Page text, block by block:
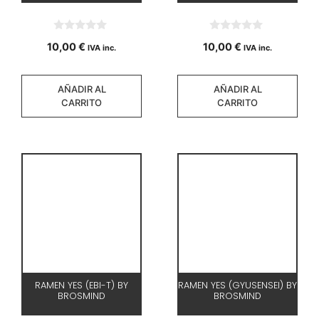
d
10,00€ IVA inc.
AÑADIR AL
CARRITO
d
10,00€ IVA inc.
AÑADIR AL
CARRITO
RAMEN YES (EBI-T) BY
BROSMIND
RAMEN YES (GYUSENSEI) BY
BROSMIND